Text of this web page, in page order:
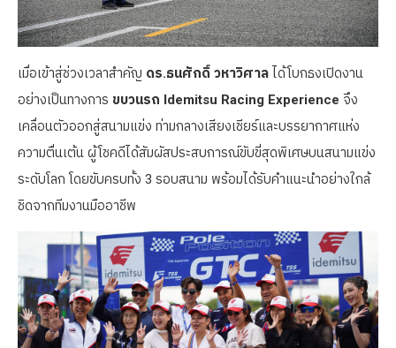
เมื่อเข้าสู่ช่วงเวลาสำคัญ ดร.ธนศักดิ์ วหาวิศาล ได้โบกธงเปิดงาน
อย่างเป็นทางการ ขบวนรถ Idemitsu Racing Experience จึง
เคลื่อนตัวออกสู่สนามแข่ง ท่ามกลางเสียงเชียร์และบรรยากาศแห่ง
ความตื่นเต้น ผู้โชคดีได้สัมผัสประสบการณ์ขับขี่สุดพิเศษบนสนามแข่ง
ระดับโลก โดยขับครบทั้ง 3 รอบสนาม พร้อมได้รับคำแนะนำอย่างใกล้
ชิดจากทีมงานมืออาชีพ